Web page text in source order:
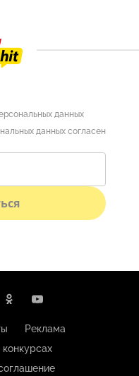
данных
данных согласен
Реклама